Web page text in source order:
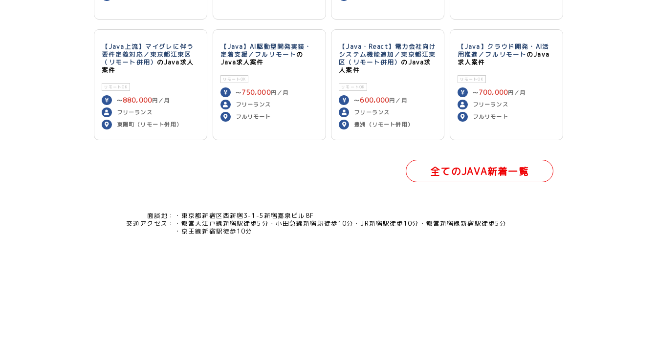
【Java上流】マイグレに伴う
要件定義対応／東京都江東区
（リモート併用） のJava求人
案件
リモートOK
〜880,000円／月
フリーランス
東陽町（リモート併用）
【Java】AI駆動型開発実装・
定着支援／フルリモートの
Java求人案件
リモートOK
〜750,000円／月
フリーランス
フルリモート
【Java・React】電力会社向け
システム機能追加／東京都江東
区（リモート併用） のJava求
人案件
リモートOK
〜600,000円／月
フリーランス
豊洲（リモート併用）
【Java】クラウド開発・AI活
用推進／フルリモートのJava
求人案件
リモートOK
〜700,000円／月
フリーランス
フルリモート
全てのJAVA新着一覧
面談地：
東京都新宿区西新宿3-1-5新宿嘉泉ビル8F
交通アクセス：
都営大江戸線新宿駅徒歩5分 小田急線新宿駅徒歩10分 JR新宿駅徒歩10分
都営新宿線新宿駅徒歩5分
京王線新宿駅徒歩10分